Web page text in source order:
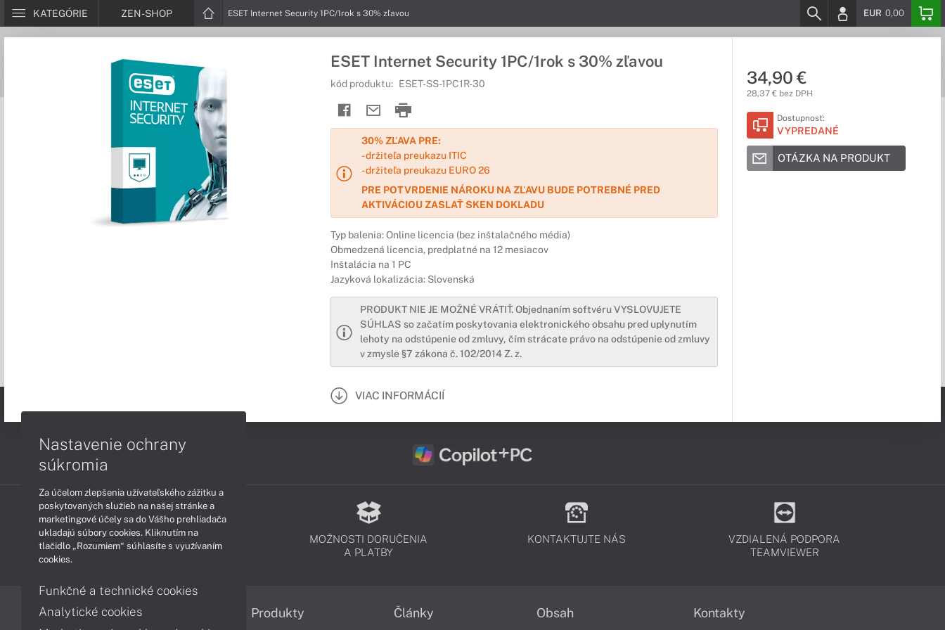
KATEGÓRIE ZEN-SHOP ESET Internet Security 1PC/1rok s 30% zľavou EUR 0,00
ESET Internet Security 1PC/1rok s 30% zľavou
kód produktu: ESET-SS-1PC1R-30
30% ZĽAVA PRE:
- držiteľa preukazu ITIC
- držiteľa preukazu EURO 26
PRE POTVRDENIE NÁROKU NA ZĽAVU BUDE POTREBNÉ PRED
AKTIVÁCIOU ZASLAŤ SKEN DOKLADU
Typ balenia: Online licencia (bez inštalačného média)
Obmedzená licencia, predplatné na 12 mesiacov
Inštalácia na 1 PC
Jazyková lokalizácia: Slovenská
PRODUKT NIE JE MOŽNÉ VRÁTIŤ. Objednaním softvéru VYSLOVUJETE
SÚHLAS so začatím poskytovania elektronického obsahu pred uplynutím
lehoty na odstúpenie od zmluvy, čím strácate právo na odstúpenie od zmluvy
v zmysle §7 zákona č. 102/2014 Z. z.
VIAC INFORMÁCIÍ
34,90 €
28,37 € bez DPH
Dostupnosť:
VYPREDANÉ
OTÁZKA NA PRODUKT
PODPORA A SERVIS
MOŽNOSTI DORUČENIA
A PLATBY
KONTAKTUJTE NÁS
VZDIALENÁ PODPORA
TEAMVIEWER
Informácie Produkty Články Obsah Kontakty
Nastavenie ochrany
súkromia
Za účelom zlepšenia užívateľského zážitku a
poskytovaných služieb na našej stránke a
marketingové účely sa do Vášho prehliadača
ukladajú súbory cookies. Kliknutím na
tlačidlo „Rozumiem“ súhlasíte s využívaním
cookies.
Funkčné a technické cookies
Analytické cookies